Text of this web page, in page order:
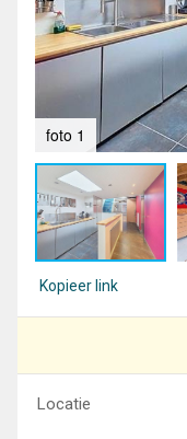
foto 1
Kopieer link
Locatie